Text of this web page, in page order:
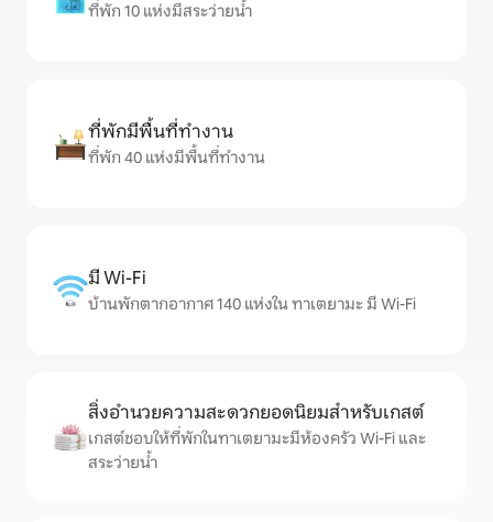
ที่พัก 10 แห่งมีสระว่ายน้ำ
ที่พักมีพื้นที่ทำงาน
ที่พัก 40 แห่งมีพื้นที่ทำงาน
มี Wi-Fi
บ้านพักตากอากาศ 140 แห่งใน ทาเตยามะ มี Wi-Fi
สิ่งอำนวยความสะดวกยอดนิยมสำหรับเกสต์
เกสต์ชอบให้ที่พักในทาเตยามะมีห้องครัว Wi-Fi และ
สระว่ายน้ำ